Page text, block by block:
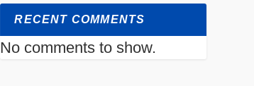
RECENT COMMENTS
No comments to show.